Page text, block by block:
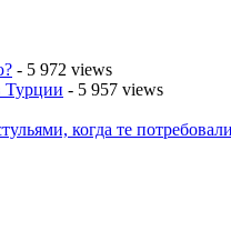
- 5 972 views
Турции - 5 957 views
когда те